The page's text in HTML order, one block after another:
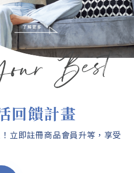
回饋計畫
立即註冊商品會員升等，享受